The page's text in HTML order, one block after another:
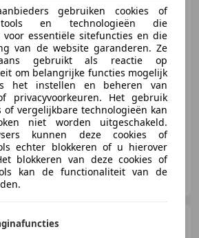
€ 4.995
km Benzine
92 kW (125 PK)
Fiat Panda
gebruiken cookies of
tools en technologieën die
voor essentiële sitefuncties en die
van de website garanderen. Ze
gebruikt als reactie op
om belangrijke functies mogelijk
het instellen en beheren van
privacyvoorkeuren. Het gebruik
of vergelijkbare technologieën kan
niet worden uitgeschakeld.
kunnen deze cookies of
echter blokkeren of u hierover
blokkeren van deze cookies of
kan de functionaliteit van de